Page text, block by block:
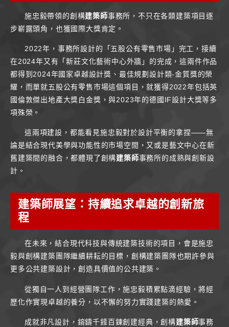
施忠毅帶領的創構建築師事務所，不只在各類建築項目逐
步嶄露頭角，也獲國際大獎肯定。
2022年，事務所設計的「五股公有零售市場」完工，接續
在2024年又有「新莊文化藝術中心外牆」的完成，這兩件作品
都得到2024年國家卓越設計獎、最佳規劃設計類-金質獎的榮
耀，而單就五股公有零售市場這個項目，就獲得2022年包括英
國倫敦傑出地產大獎白金獎，與2023年的德國IF設計大獎等多
項殊榮。
這兩項建設，都能看見施忠毅對於設計平衡的拿捏——無
論是結合現代美學與功能性的市場空間，又或是藝文中心在新
舊建築間的融合，都體現了創構建築師事務所的成熟與創新設
計。
建築師展望：持續追求卓越的創新旅
程
在未來，結合現代科技與傳統建築技術的項目，會是施忠
毅與創構建築團隊繼續耕耘的目標，創構建築團隊也期許參與
更多公共建築設計，創造具價值的公共建築。
從獨自一人到經營團隊工作，施忠毅積累點滴經驗，將經
歷化作實現卓越的養分，以不懈的努力實踐建築的熱愛。
成就非凡設計，鎔鑄千錘百鍊創建經典，創構建築師事務